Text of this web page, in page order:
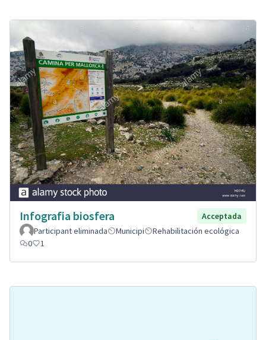
Infografia biosfera
Acceptada
Participant eliminada
Municipi
Rehabilitación ecológica
0
1